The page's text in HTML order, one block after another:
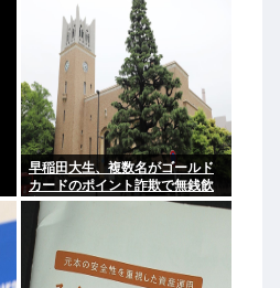
早稲田大生、複数名がゴールド
カードのポイント詐欺で無銭飲
食